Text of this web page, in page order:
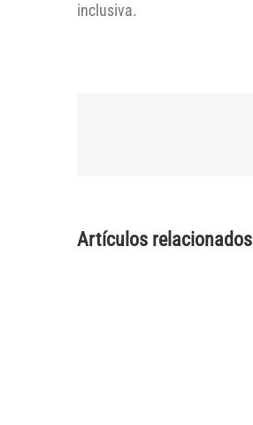
inclusiva.⠀⠀⠀⠀⠀⠀⠀⠀⠀
Artículos relacionados